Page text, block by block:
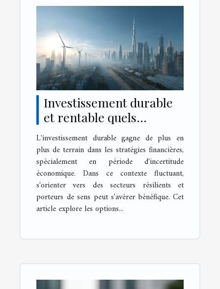
Investissement durable
et rentable quels
secteurs choisir en
période d'incertitude
économique
L'investissement durable gagne de plus en
plus de terrain dans les stratégies financières,
spécialement en période d'incertitude
économique. Dans ce contexte fluctuant,
s'orienter vers des secteurs résilients et
porteurs de sens peut s'avérer bénéfique. Cet
article explore les options...